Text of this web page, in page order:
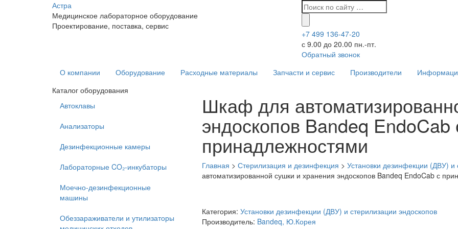
Астра
Медицинское лабораторное оборудование
Проектирование, поставка, сервис
+7 499 136-47-20
с 9.00 до 20.00 пн.-пт.
Обратный звонок
О компании
Оборудование Расходные материалы Запчасти и сервис Производители
Каталог оборудования
Автоклавы
Анализаторы
Дезинфекционные камеры
Лабораторные CO₂-инкубаторы
Моечно-дезинфекционные
машины
Обеззараживатели и утилизаторы
Шкаф для
эндоскопов Bandeq EndoCab
принадлежностями
Главная > Стерилизация и дезинфекция > Установки дезинфекции (ДВУ) и
автоматизированной сушки и хранения эндоскопов Bandeq EndoCab с
Категория: Установки дезинфекции (ДВУ) и стерилизации эндоскопов
Производитель: Bandeq, Ю.Корея